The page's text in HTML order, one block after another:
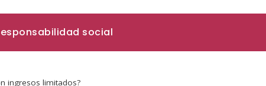
social
ingresos limitados?